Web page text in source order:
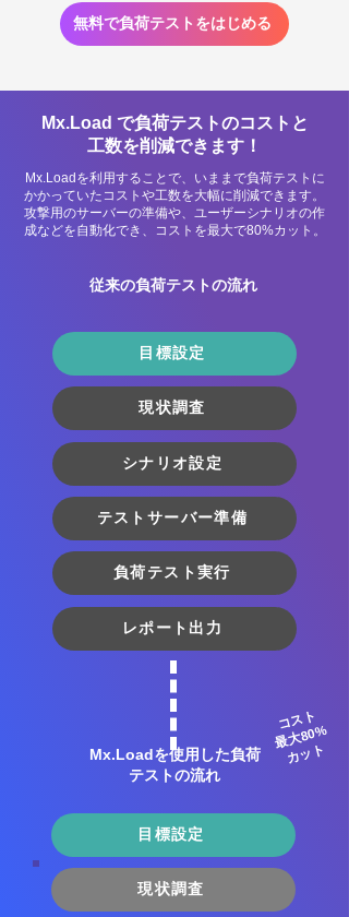
無料で負荷テストをはじめる
Mx.Load で負荷テストのコストと
工数を削減できます！
Mx.Loadを利用することで、いままで負荷テストに
かかっていたコストや工数を大幅に削減できます。
攻撃用のサーバーの準備や、ユーザーシナリオの作
成などを自動化でき、コストを最大で80%カット。
​従来の負荷テストの流れ
目標設定
現状調査
シナリオ設定
テストサーバー準備
負荷テスト実行
レポート出力
Mx.Loadを使用した負荷
テストの流れ
目標設定
現状調査
コスト
最大80%
カット